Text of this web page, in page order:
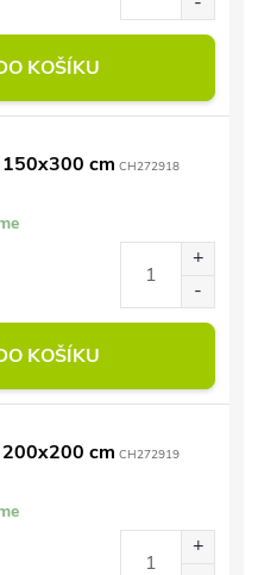
KOŠÍKU
cm CH272918
KOŠÍKU
cm CH272919